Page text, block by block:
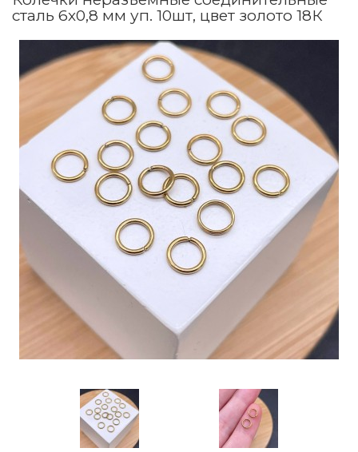
сталь 6х0,8 мм уп. 10шт, цвет золото 18К